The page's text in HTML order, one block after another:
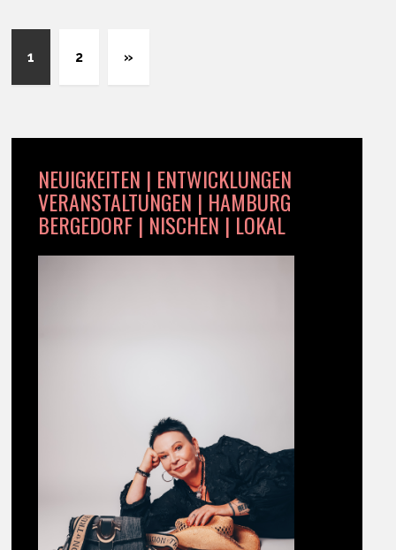
1 2 »
NEUIGKEITEN | ENTWICKLUNGEN
VERANSTALTUNGEN | HAMBURG
BERGEDORF | NISCHEN | LOKAL